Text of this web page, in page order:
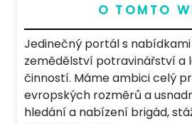
O TOMTO
Jedinečný portál s
zemědělství potravinářství a
činností. Máme ambici celý
evropských rozměrů a
hledání a nabízení brigád,